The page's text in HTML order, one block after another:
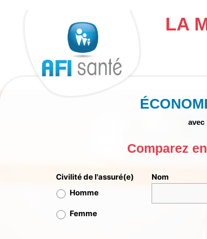
LA
avec
Comparez
Civilité de l'assuré(e)
Homme
Femme
Nom